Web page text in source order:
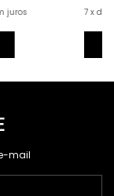
juros 7 x de
mail